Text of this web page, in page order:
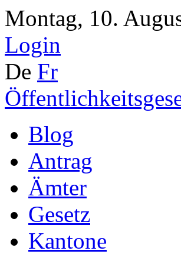
Montag, 10.
Login
De Fr
Blog
Antrag
Ämter
Gesetz
Kantone